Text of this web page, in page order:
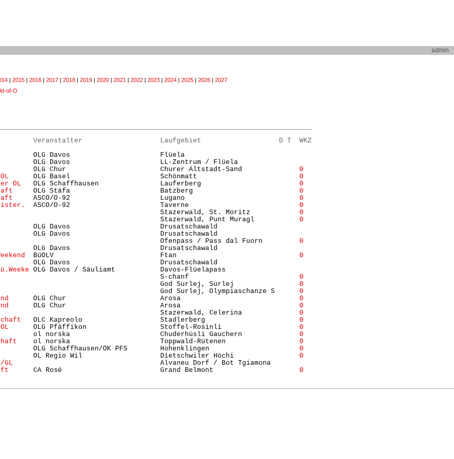
admin
| 2015 | 2016 | 2017 | 2018 | 2019 | 2020 | 2021 | 2022 | 2023 | 2024 | 2025 | 2026 | 2027
of-O
Veranstalter                   Laufgebiet                   D T  WKZ
OLG Davos                      Flüela
OLG Davos                      LL-Zentrum / Flüela
OLG Chur                       Churer Altstadt-Sand
Θ
      OLG Basel                      Schönmatt
Θ
OL
   OLG Schaffhausen               Lauferberg
Θ
     OLG Stäfa                      Batzberg
Θ
     ASCO/O-92                      Lugano
Θ
  ASCO/O-92                      Taverne
Θ
Stazerwald, St. Moritz
Θ
Stazerwald, Punt Muragl
Θ
OLG Davos                      Drusatschawald
OLG Davos                      Drusatschawald
Ofenpass / Pass dal Fuorn
Θ
OLG Davos                      Drusatschawald
  BüOLV                          Ftan
Θ
OLG Davos                      Drusatschawald
OLG Davos / Säuliamt           Davos-Flüelapass
S-chanf
Θ
God Surlej, Surlej
Θ
God Surlej, Olympiaschanze S
Θ
      OLG Chur                       Arosa
Θ
      OLG Chur                       Arosa
Θ
Stazerwald, Celerina
Θ
   OLC Kapreolo                   Stadlerberg
Θ
      OLG Pfäffikon                  Stoffel-Rosinli
Θ
ol norska                      Chuderhüsli Gauchern
Θ
    ol norska                      Toppwald-Rütenen
Θ
OLG Schaffhausen/OK PFS        Hohenklingen
Θ
OL Regio Wil                   Dietschwiler Höchi
Θ
                                    Alvaneu Dorf / Bot Tgiamona
      CA Rosé                        Grand Belmont
Θ